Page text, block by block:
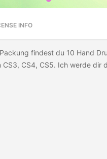
INFO
findest du 10 Hand
CS3, CS4, CS5. Ich werde dir